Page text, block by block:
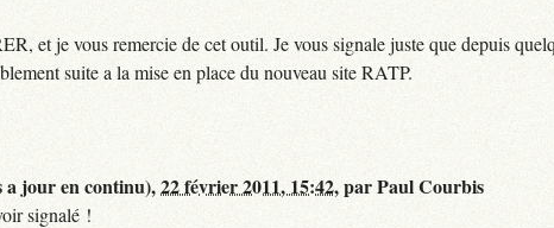
et je vous remercie de cet outil. Je vous signale juste que depuis
suite a la mise en place du nouveau site RATP.
a jour en continu),22 février 2011, 15:42,parPaul Courbis
signalé !